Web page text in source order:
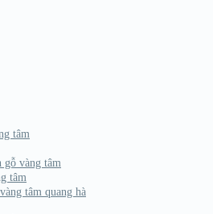
tâm
gỗ vàng tâm
tâm
tâm quang hà